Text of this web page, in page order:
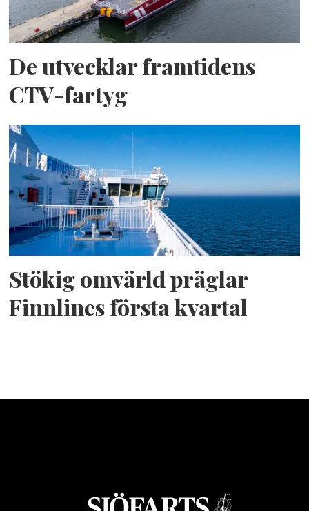
De utvecklar framtidens
CTV-fartyg
Stökig omvärld präglar
Finnlines första kvartal